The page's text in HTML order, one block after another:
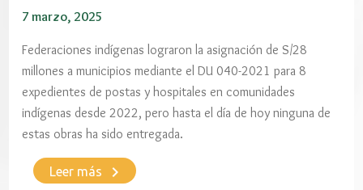
7 marzo, 2025
Federaciones indígenas lograron la asignación de S/28
millones a municipios mediante el DU 040-2021 para 8
expedientes de postas y hospitales en comunidades
indígenas desde 2022, pero hasta el día de hoy ninguna de
estas obras ha sido entregada.
Leer más keyboard_arrow_right